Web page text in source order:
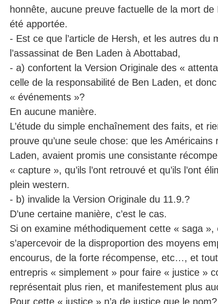
honnête, aucune preuve factuelle de la mort de
été apportée.
- Est ce que l’article de Hersh, et les autres du
l’assassinat de Ben Laden à Abottabad,
- a) confortent la Version Originale des «
celle de la responsabilité de Ben Laden, et
« événements »?
En aucune manière.
L’étude du simple enchaînement des faits, et
prouve qu’une seule chose: que les Américains
Laden, avaient promis une consistante
« capture », qu’ils l’ont retrouvé et qu’ils l’ont
plein western.
- b) invalide la Version Originale du 11.9.?
D’une certaine manière, c’est le cas.
Si on examine méthodiquement cette « saga
s’apercevoir de la disproportion des moyens
encourus, de la forte récompense, etc…, et
entrepris « simplement » pour faire « justice »
représentait plus rien, et manifestement plus
Pour cette « justice » n’a de justice que le nom?